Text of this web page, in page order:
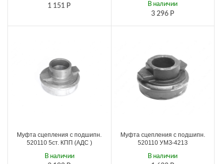
1 151 Р
3 296 Р
В наличии
Муфта сцепления с подшипн.
520110 5ст. КПП (АДС )
В наличии
Муфта сцепления с подшипн.
520110 УМЗ-4213
В наличии